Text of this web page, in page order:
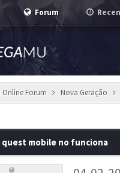
Forum
Online Forum Nova Geração
mobile no funciona